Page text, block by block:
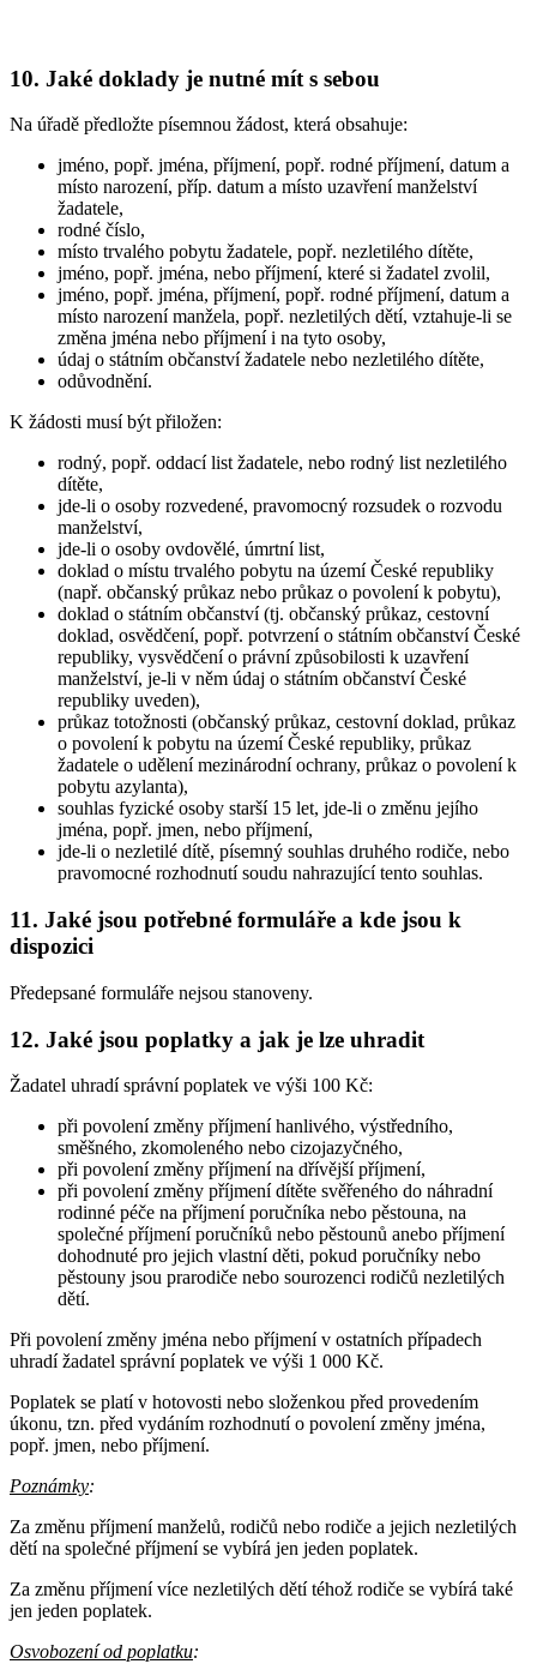
10. Jaké doklady je nutné mít s sebou
Na úřadě předložte písemnou žádost, která obsahuje:
jméno, popř. jména, příjmení, popř. rodné příjmení, datum a
místo narození, příp. datum a místo uzavření manželství
žadatele,
rodné číslo,
místo trvalého pobytu žadatele, popř. nezletilého dítěte,
jméno, popř. jména, nebo příjmení, které si žadatel zvolil,
jméno, popř. jména, příjmení, popř. rodné příjmení, datum a
místo narození manžela, popř. nezletilých dětí, vztahuje-li se
změna jména nebo příjmení i na tyto osoby,
údaj o státním občanství žadatele nebo nezletilého dítěte,
odůvodnění.
K žádosti musí být přiložen:
rodný, popř. oddací list žadatele, nebo rodný list nezletilého
dítěte,
jde-li o osoby rozvedené, pravomocný rozsudek o rozvodu
manželství,
jde-li o osoby ovdovělé, úmrtní list,
doklad o místu trvalého pobytu na území České republiky
(např. občanský průkaz nebo průkaz o povolení k pobytu),
doklad o státním občanství (tj. občanský průkaz, cestovní
doklad, osvědčení, popř. potvrzení o státním občanství České
republiky, vysvědčení o právní způsobilosti k uzavření
manželství, je-li v něm údaj o státním občanství České
republiky uveden),
průkaz totožnosti (občanský průkaz, cestovní doklad, průkaz
o povolení k pobytu na území České republiky, průkaz
žadatele o udělení mezinárodní ochrany, průkaz o povolení k
pobytu azylanta),
souhlas fyzické osoby starší 15 let, jde-li o změnu jejího
jména, popř. jmen, nebo příjmení,
jde-li o nezletilé dítě, písemný souhlas druhého rodiče, nebo
pravomocné rozhodnutí soudu nahrazující tento souhlas.
11. Jaké jsou potřebné formuláře a kde jsou k
dispozici
Předepsané formuláře nejsou stanoveny.
12. Jaké jsou poplatky a jak je lze uhradit
Žadatel uhradí správní poplatek ve výši 100 Kč:
při povolení změny příjmení hanlivého, výstředního,
směšného, zkomoleného nebo cizojazyčného,
při povolení změny příjmení na dřívější příjmení,
při povolení změny příjmení dítěte svěřeného do náhradní
rodinné péče na příjmení poručníka nebo pěstouna, na
společné příjmení poručníků nebo pěstounů anebo příjmení
dohodnuté pro jejich vlastní děti, pokud poručníky nebo
pěstouny jsou prarodiče nebo sourozenci rodičů nezletilých
dětí.
Při povolení změny jména nebo příjmení v ostatních případech
uhradí žadatel správní poplatek ve výši 1 000 Kč.
Poplatek se platí v hotovosti nebo složenkou před provedením
úkonu, tzn. před vydáním rozhodnutí o povolení změny jména,
popř. jmen, nebo příjmení.
Poznámky:
Za změnu příjmení manželů, rodičů nebo rodiče a jejich nezletilých
dětí na společné příjmení se vybírá jen jeden poplatek.
Za změnu příjmení více nezletilých dětí téhož rodiče se vybírá také
jen jeden poplatek.
Osvobození od poplatku: